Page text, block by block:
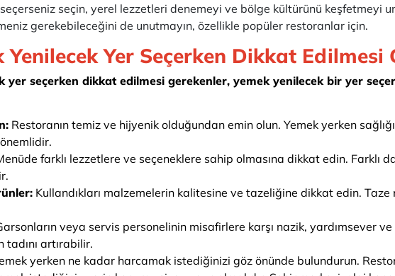
seçin, yerel lezzetleri denemeyi ve bölge kültürünü keşfetmeyi
gerekebileceğini de unutmayın, özellikle popüler restoranlar için.
Yenilecek Yer Seçerken Dikkat Edilmesi
yer seçerken dikkat edilmesi gerekenler, yemek yenilecek bir yer
Restoranın temiz ve hijyenik olduğundan emin olun. Yemek yerken
farklı lezzetlere ve seçeneklere sahip olmasına dikkat edin. Farklı
Kullandıkları malzemelerin kalitesine ve tazeliğine dikkat edin.
veya servis personelinin misafirlere karşı nazik, yardımsever
artırabilir.
yerken ne kadar harcamak istediğinizi göz önünde bulundurun.